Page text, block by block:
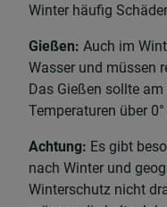
Winter häufig
Gießen: Auch im
Wasser und müssen
Das Gießen sollte
Temperaturen über
Achtung: Es gibt
nach Winter und
Winterschutz nicht